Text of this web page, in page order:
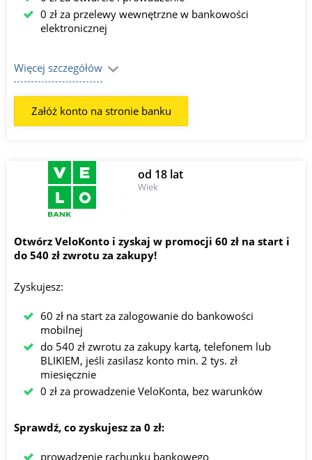
0 zł za przelewy wewnętrzne w bankowości
elektronicznej
Więcej szczegółów
Załóż konto na stronie banku
od 18 lat
Wiek
Otwórz VeloKonto i zyskaj w promocji 60 zł na start i
do 540 zł zwrotu za zakupy!
Zyskujesz:
60 zł na start za zalogowanie do bankowości
mobilnej
do 540 zł zwrotu za zakupy kartą, telefonem lub
BLIKIEM, jeśli zasilasz konto min. 2 tys. zł
miesięcznie
0 zł za prowadzenie VeloKonta, bez warunków
Sprawdź, co zyskujesz za 0 zł:
prowadzenie rachunku bankowego